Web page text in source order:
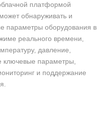
платформой
обнаруживать и
параметры оборудования в
реального времени,
давление,
ключевые параметры,
и поддержание